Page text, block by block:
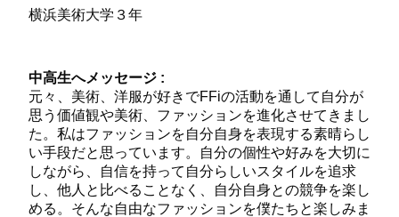
横浜美術大学３年
中高生へメッセージ :
元々、美術、洋服が好きでFFiの活動を通して自分が
思う価値観や美術、ファッションを進化させてきまし
た。私はファッションを自分自身を表現する素晴らし
い手段だと思っています。自分の個性や好みを大切に
しながら、自信を持って自分らしいスタイルを追求
し、他人と比べることなく、自分自身との競争を楽し
める。そんな自由なファッションを僕たちと楽しみま